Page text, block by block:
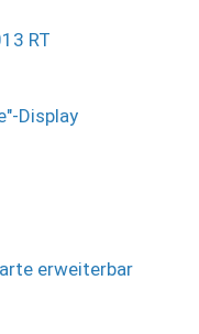
RT
Display
erweiterbar